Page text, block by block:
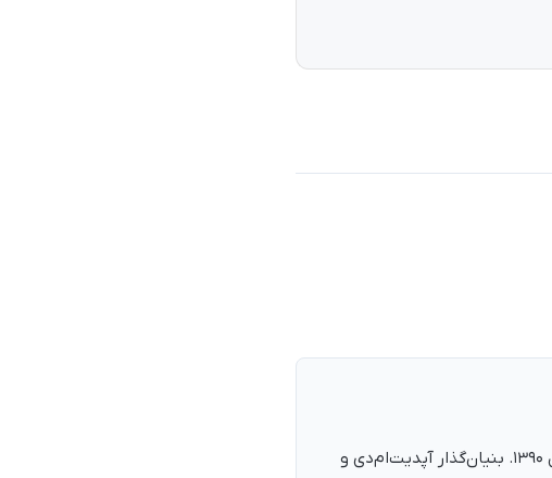
دکتر علی‌اصغر هنرمند، پزشک با شمارهٔ نظام پزشکی ۱۳۵۴۰۵، فارغ‌التحصیل ۱۳۹۰. بنیان‌گذار آپدیت‌ام‌دی و